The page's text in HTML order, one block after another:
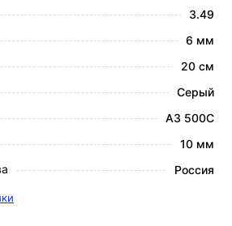
3.49
6 мм
20 см
Серый
А3 500С
10 мм
Россия